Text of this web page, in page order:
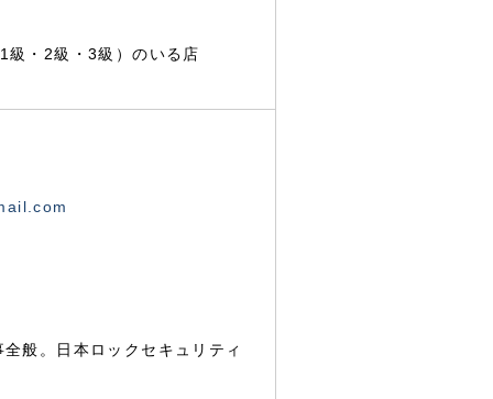
・2級・3級）のいる店
般。日本ロックセキュリティ